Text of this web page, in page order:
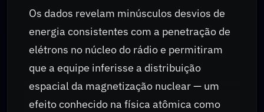
Os dados revelam minúsculos desvios de
energia consistentes com a penetração de
elétrons no núcleo do rádio e permitiram
que a equipe inferisse a distribuição
espacial da magnetização nuclear — um
efeito conhecido na física atômica como